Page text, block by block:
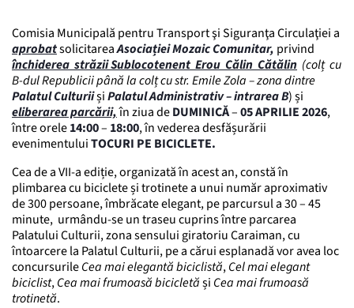
Comisia Municipală pentru Transport şi Siguranţa Circulaţiei a
aprobatsolicitareaAsociației Mozaic Comunitar, privind
închiderea străzii Sublocotenent Erou Călin Cătălin (colț cu
B-dul Republicii până la colț cu str. Emile Zola – zona dintre
Palatul CulturiișiPalatul Administrativ – intrarea B) și
eliberarea parcării,în ziua deDUMINICĂ–05 APRILIE 2026,
între orele14:00– 18:00, în vederea desfășurării
evenimentuluiTOCURI PE BICICLETE.
Cea de a VII-a ediție, organizată în acest an, constă în
plimbarea cu biciclete și trotinete a unui număr aproximativ
de 300 persoane, îmbrăcate elegant, pe parcursul a 30 – 45
minute, urmându-se un traseu cuprins între parcarea
Palatului Culturii, zona sensului giratoriu Caraiman, cu
întoarcere la Palatul Culturii, pe a cărui esplanadă vor avea loc
concursurileCea mai elegantă biciclistă,Cel mai elegant
biciclist,Cea mai frumoasă bicicletăși Cea mai frumoasă
trotinetă.